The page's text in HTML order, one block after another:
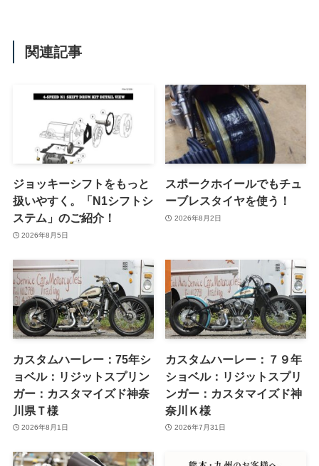
関連記事
ジョッキーシフトをもっと
扱いやすく。「N1シフトシ
ステム」のご紹介！
2026年8月5日
スポークホイールでもチュ
ーブレスタイヤを使う！
2026年8月2日
カスタムハーレー：75年シ
ョベル：リジットスプリン
ガー：カスタマイズド神奈
川県Ｔ様
2026年8月1日
カスタムハーレー：７９年
ショベル：リジットスプリ
ンガー：カスタマイズド神
奈川Ｋ様
2026年7月31日